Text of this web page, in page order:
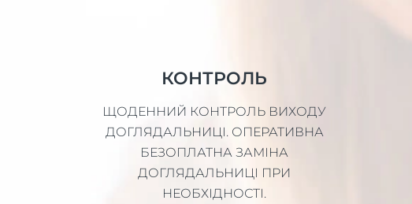
КОНТРОЛЬ
ЩОДЕННИЙ КОНТРОЛЬ ВИХОДУ
ДОГЛЯДАЛЬНИЦІ. ОПЕРАТИВНА
БЕЗОПЛАТНА ЗАМІНА
ДОГЛЯДАЛЬНИЦІ ПРИ
НЕОБХІДНОСТІ.